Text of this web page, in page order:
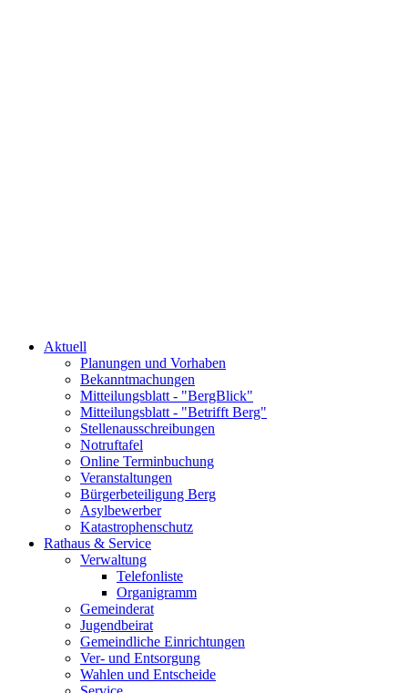
Aktuell
Planungen und Vorhaben
Bekanntmachungen
Mitteilungsblatt - "BergBlick"
Mitteilungsblatt - "Betrifft Berg"
Stellenausschreibungen
Notruftafel
Online Terminbuchung
Veranstaltungen
Bürgerbeteiligung Berg
Asylbewerber
Katastrophenschutz
Rathaus & Service
Verwaltung
Telefonliste
Organigramm
Gemeinderat
Jugendbeirat
Gemeindliche Einrichtungen
Ver- und Entsorgung
Wahlen und Entscheide